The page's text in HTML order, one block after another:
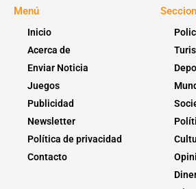
Menú
Inicio
Acerca de
Enviar Noticia
Juegos
Publicidad
Newsletter
Política de privacidad
Contacto